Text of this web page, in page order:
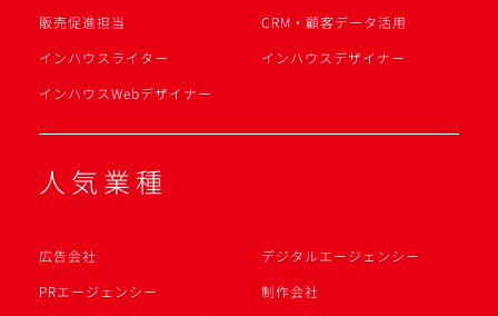
販売促進担当
CRM・顧客データ活用
インハウスライター
インハウスデザイナー
インハウスWebデザイナー
人気業種
広告会社
デジタルエージェンシー
PRエージェンシー
制作会社